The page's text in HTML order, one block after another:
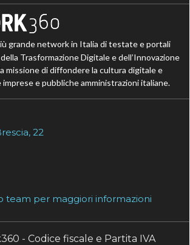
grande network in Italia di testate e portali
Trasformazione Digitale e dell’Innovazione
missione di diffondere la cultura digitale e
e pubbliche amministrazioni italiane.
22
team per maggiori informazioni
- Codice fiscale e Partita IVA